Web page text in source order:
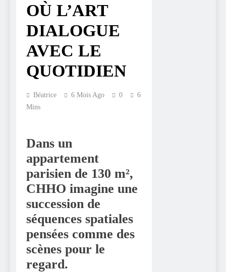
OÙ L’ART
DIALOGUE
AVEC LE
QUOTIDIEN
Béatrice 6 Mois Ago 0
6
Mins
Dans un
appartement
parisien de 130 m²,
CHHO imagine une
succession de
séquences spatiales
pensées comme des
scènes pour le
regard.